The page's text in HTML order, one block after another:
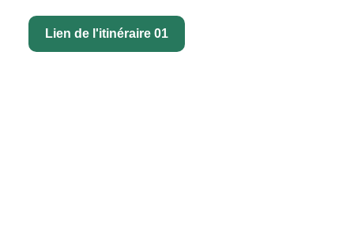
Lien de l'itinéraire 01